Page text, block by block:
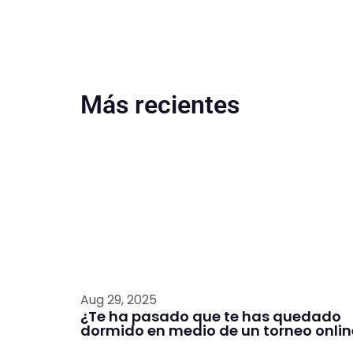
Más recientes
Aug 29, 2025
¿Te ha pasado que te has quedado
dormido en medio de un torneo